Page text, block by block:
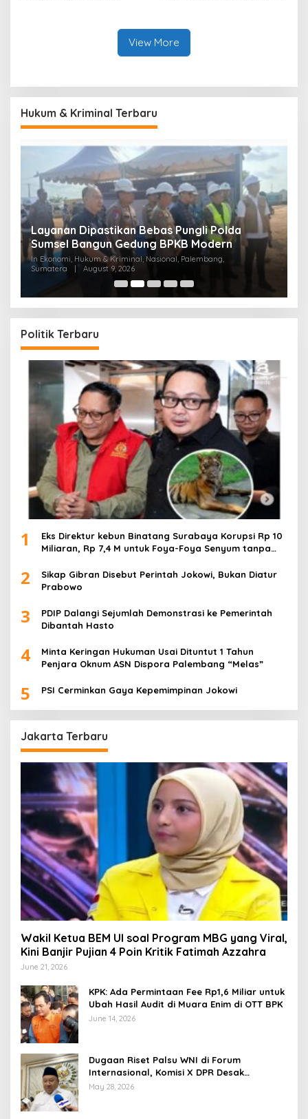
View More
Hukum & Kriminal Terbaru
Layanan Dipastikan Bebas Pungli Polda
Sumsel Bangun Gedung BPKB Modern
In Ekonomi, Hukum & Kriminal, Nasional, Palembang,
Sumatera
August 9, 2026
Politik Terbaru
1
Eks Direktur kebun Binatang Surabaya Korupsi Rp 10
Miliaran, Rp 7,4 M untuk Foya-Foya Senyum tanpa
2
Sikap Gibran Disebut Perintah Jokowi, Bukan Diatur
Prabowo
3
PDIP Dalangi Sejumlah Demonstrasi ke Pemerintah
Dibantah Hasto
4
Minta Keringan Hukuman Usai Dituntut 1 Tahun
Penjara Oknum ASN Dispora Palembang “Melas”
5 PSI Cerminkan Gaya Kepemimpinan Jokowi
Jakarta Terbaru
Wakil Ketua BEM UI soal Program MBG yang Viral,
Kini Banjir Pujian 4 Poin Kritik Fatimah Azzahra
June 21, 2026
KPK: Ada Permintaan Fee Rp1,6 Miliar untuk
Ubah Hasil Audit di Muara Enim di OTT BPK
June 14, 2026
Dugaan Riset Palsu WNI di Forum
Internasional, Komisi X DPR Desak
Investigasi dan Penegakan Sanksi Etik
May 28, 2026